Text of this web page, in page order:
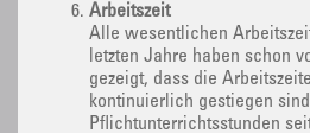
Arbeitszeit
Alle wesentlichen
letzten Jahre haben schon
gezeigt, dass die
kontinuierlich gestiegen
Pflichtunterrichtsstunden